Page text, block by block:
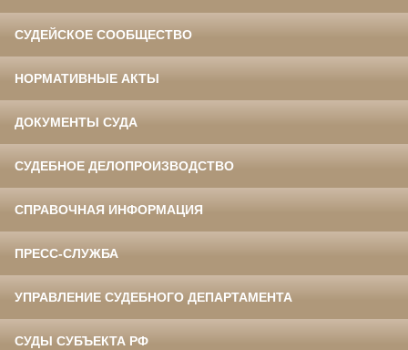
СУДЕЙСКОЕ СООБЩЕСТВО
НОРМАТИВНЫЕ АКТЫ
ДОКУМЕНТЫ СУДА
СУДЕБНОЕ ДЕЛОПРОИЗВОДСТВО
СПРАВОЧНАЯ ИНФОРМАЦИЯ
ПРЕСС-СЛУЖБА
УПРАВЛЕНИЕ СУДЕБНОГО ДЕПАРТАМЕНТА
СУДЫ СУБЪЕКТА РФ